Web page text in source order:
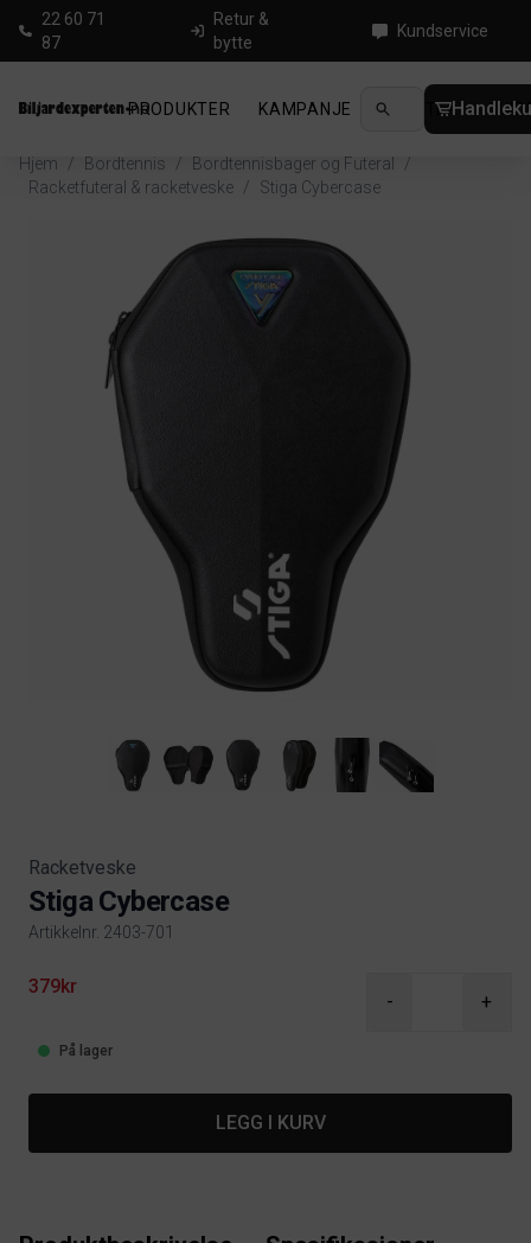
22 60 71
87
Retur &
bytte
Kundservice
PRODUKTER KAMPANJE NYHETER
Hjem / Bordtennis / Bordtennisbager og Futeral
/
Racketfuteral & racketveske / Stiga Cybercase
Racketveske
Stiga Cybercase
Artikkelnr. 2403-701
Product information
379kr
- +
På lager
LEGG I KURV